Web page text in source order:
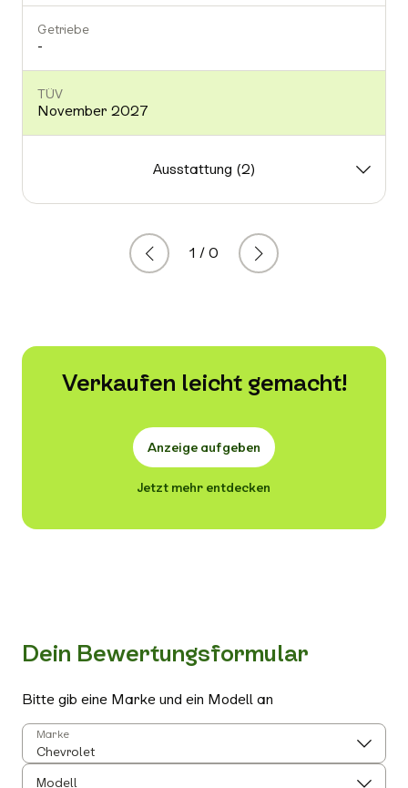
Getriebe
-
TÜV
November 2027
Ausstattung (2)
Zurück
1 / 0 Weiter
Verkaufen leicht gemacht!
Anzeige aufgeben
Jetzt mehr entdecken
Dein Bewertungsformular
Bitte gib eine Marke und ein Modell an
Marke
Modell